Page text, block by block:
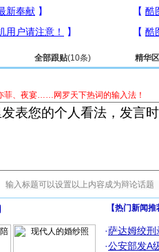
全部跟贴(10条) 精华区
菲、夜宴……网罗天下热词的输入法！
【热门新闻
·萨达姆绞刑
·公安部发A